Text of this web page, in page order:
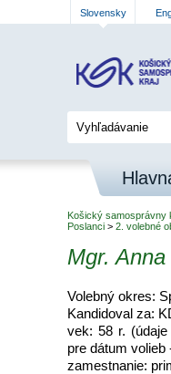
Slovensky
Košický samosprávny
Poslanci > 2. volebné
Mgr.
Volebný okres:
Kandidoval za:
vek: 58 r.
pre dátum volieb
zamestnanie: